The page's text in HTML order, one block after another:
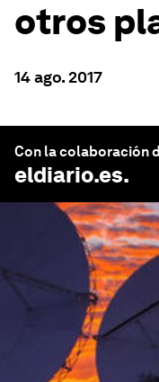
otros
14 ago. 2017
Con la colaboración
eldiario.es.